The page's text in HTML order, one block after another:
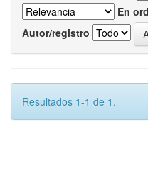
En
Autor/registro
Resultados 1-1 de 1.